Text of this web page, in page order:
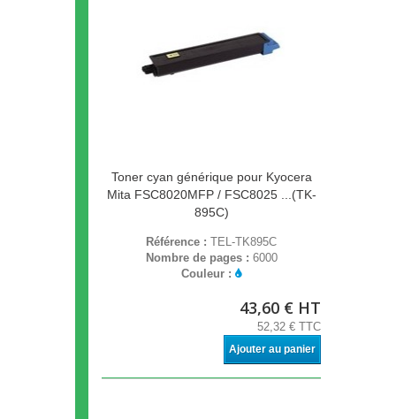
Toner cyan générique pour Kyocera
Mita FSC8020MFP / FSC8025 ...(TK-
895C)
Référence : TEL-TK895C
Nombre de pages : 6000
Couleur :
43,60 € HT
52,32 € TTC
Ajouter au panier